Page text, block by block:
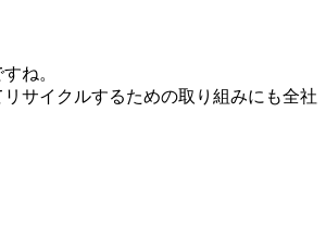
ね。
サイクルするための取り組みにも全社